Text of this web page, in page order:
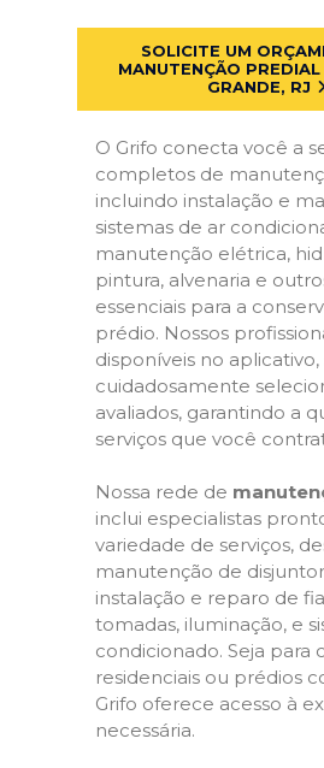
SOLICITE UM
MANUTENÇÃO
GRANDE, RJ
O Grifo conecta você a
completos de
incluindo instalação e
sistemas de ar
manutenção elétrica,
pintura, alvenaria e
essenciais para a
prédio. Nossos
disponíveis no aplicativo,
cuidadosamente
avaliados, garantindo a
serviços que você
Nossa rede de
inclui especialistas
variedade de serviços,
manutenção de
instalação e reparo de
tomadas, iluminação, e
condicionado. Seja para
residenciais ou prédios
Grifo oferece acesso à
necessária.